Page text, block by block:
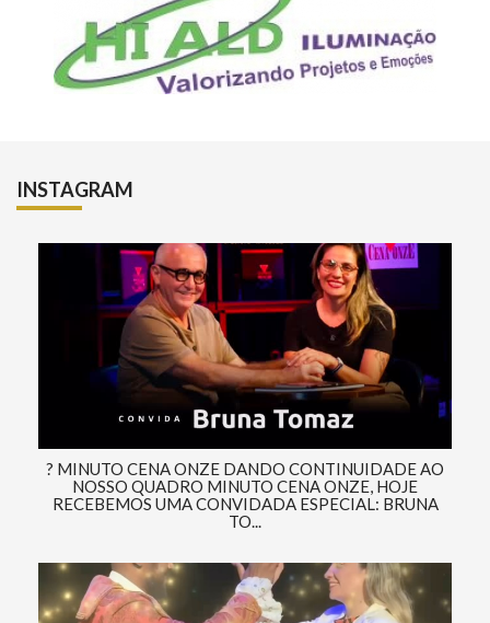
INSTAGRAM
? MINUTO CENA ONZE DANDO CONTINUIDADE AO
NOSSO QUADRO MINUTO CENA ONZE, HOJE
RECEBEMOS UMA CONVIDADA ESPECIAL: BRUNA
TO...